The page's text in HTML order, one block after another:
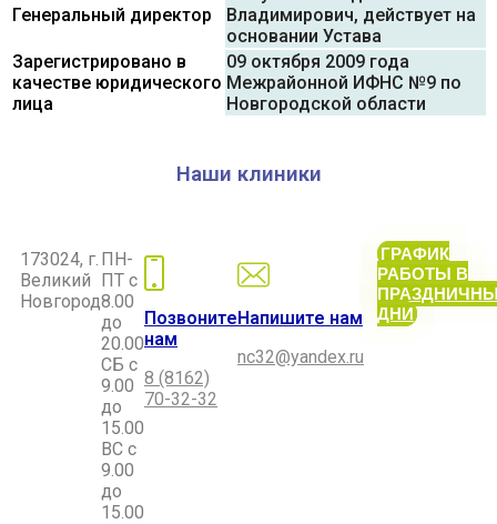
Генеральный директор
Владимирович, действует на
основании Устава
Зарегистрировано в
качестве юридического
лица
09 октября 2009 года
Межрайонной ИФНС №9 по
Новгородской области
Наши клиники
173024, г.
Великий
Новгород
ПН-
ПТ с
8.00
до
20.00
СБ с
9.00
до
15.00
ВС с
9.00
до
15.00
Позвоните
нам
8 (8162)
70-32-32
Напишите нам
nc32@yandex.ru
ГРАФИК
РАБОТЫ В
ДНИ